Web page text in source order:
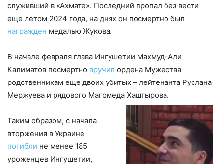
служивший в «Ахмате». Последний пропал без вести
еще летом 2024 года, на днях он посмертно был
награжден медалью Жукова.
В начале февраля глава Ингушетии Махмуд-Али
Калиматов посмертно вручил ордена Мужества
родственникам еще двоих убитых – лейтенанта Руслана
Мержуева и рядового Магомеда Хаштырова.
Таким образом, с начала
вторжения в Украине
погибли не менее 185
уроженцев Ингушетии,